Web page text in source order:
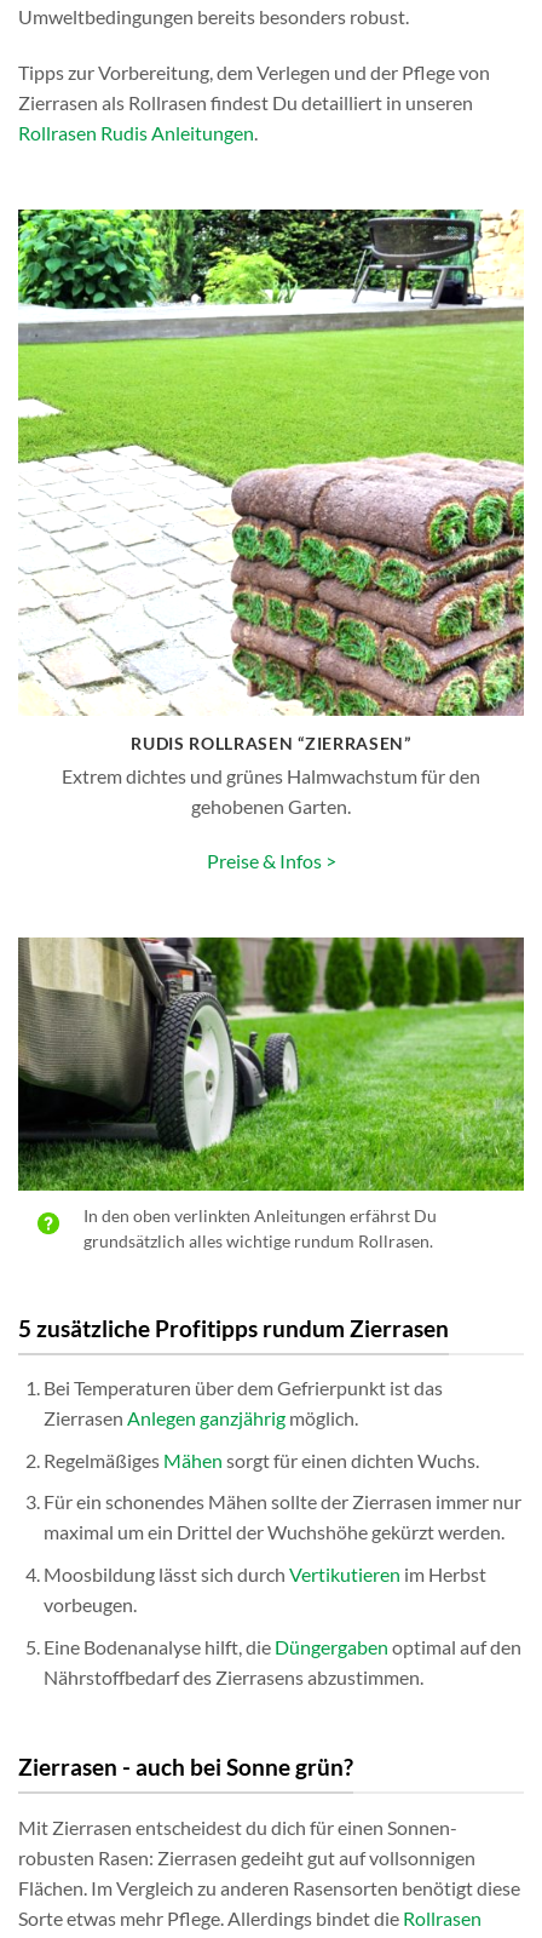
Umweltbedingungen bereits besonders robust.
Tipps zur Vorbereitung, dem Verlegen und der Pflege von
Zierrasen als Rollrasen findest Du detailliert in unseren
Rollrasen Rudis Anleitungen.
RUDIS ROLLRASEN “ZIERRASEN”
Extrem dichtes und grünes Halmwachstum für den
gehobenen Garten.
Preise & Infos >
In den oben verlinkten Anleitungen erfährst Du
grundsätzlich alles wichtige rundum Rollrasen.
5 zusätzliche Profitipps rundum Zierrasen
Bei Temperaturen über dem Gefrierpunkt ist das
Zierrasen Anlegen ganzjährigmöglich.
Regelmäßiges Mähen sorgt für einen dichten Wuchs.
Für ein schonendes Mähen sollte der Zierrasen immer nur
maximal um ein Drittel der Wuchshöhe gekürzt werden.
Moosbildung lässt sich durch Vertikutieren im Herbst
vorbeugen.
Eine Bodenanalyse hilft, die Düngergaben optimal auf den
Nährstoffbedarf des Zierrasens abzustimmen.
Zierrasen - auch bei Sonne grün?
Mit Zierrasen entscheidest du dich für einen Sonnen-
robusten Rasen: Zierrasen gedeiht gut auf vollsonnigen
Flächen. Im Vergleich zu anderen Rasensorten benötigt diese
Sorte etwas mehr Pflege. Allerdings bindet die Rollrasen